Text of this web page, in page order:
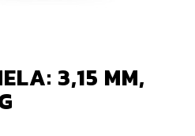
3,15 MM,